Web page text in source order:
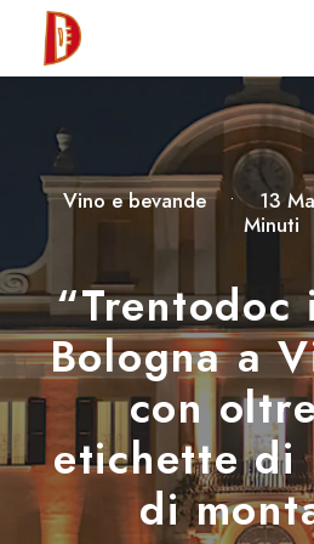
LA
CLUB
Vino e bevande • 13
Minuti
“Trentodoc
Bologna a
con
etichette di
di